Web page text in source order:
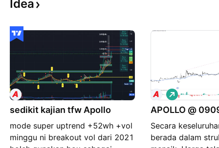
Idea
sedikit kajian tfw Apollo
mode super uptrend +52wh +vol
minggu ni breakout vol dari 2021
APOLLO @
Secara
berada dalam
P
a
n
a
g